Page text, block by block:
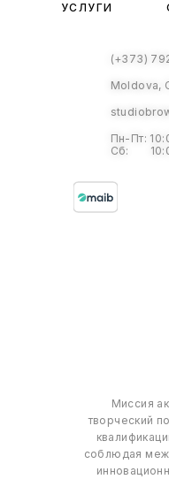
УСЛУГИ
(+373)
Moldova,
Пн-Пт:
Сб:
Миссия
творческий
соблюдая